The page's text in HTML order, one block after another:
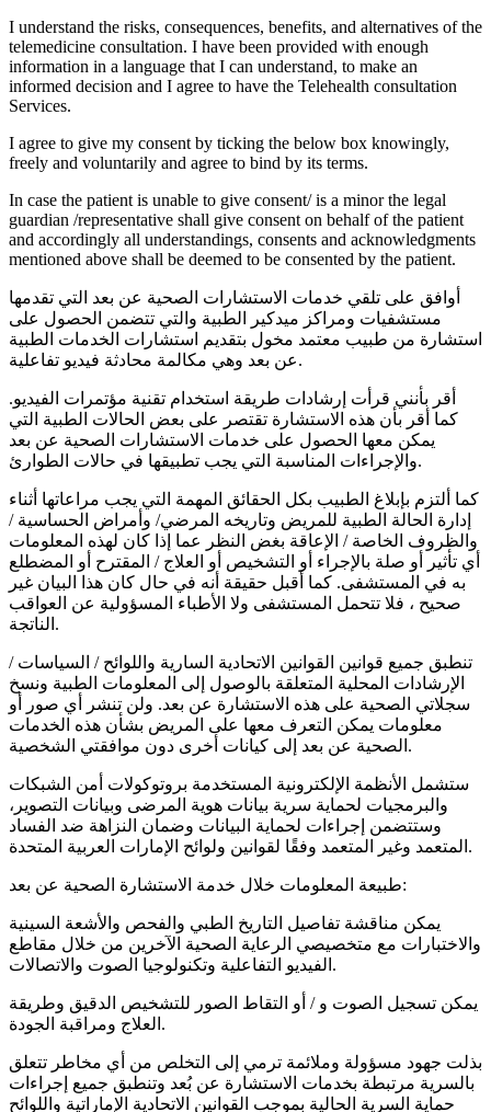
I understand the risks, consequences, benefits, and alternatives of the
telemedicine consultation. I have been provided with enough
information in a language that I can understand, to make an
informed decision and I agree to have the Telehealth consultation
Services.
I agree to give my consent by ticking the below box knowingly,
freely and voluntarily and agree to bind by its terms.
In case the patient is unable to give consent/ is a minor the legal
guardian /representative shall give consent on behalf of the patient
and accordingly all understandings, consents and acknowledgments
mentioned above shall be deemed to be consented by the patient.
أوافق على تلقي خدمات الاستشارات الصحية عن بعد التي تقدمها
مستشفيات ومراكز ميدكير الطبية والتي تتضمن الحصول على
استشارة من طبيب معتمد مخول بتقديم استشارات الخدمات الطبية
عن بعد وهي مكالمة محادثة فيديو تفاعلية.
أقر بأنني قرأت إرشادات طريقة استخدام تقنية مؤتمرات الفيديو.
كما أقر بأن هذه الاستشارة تقتصر على بعض الحالات الطبية التي
يمكن معها الحصول على خدمات الاستشارات الصحية عن بعد
والإجراءات المناسبة التي يجب تطبيقها في حالات الطوارئ.
كما ألتزم بإبلاغ الطبيب بكل الحقائق المهمة التي يجب مراعاتها أثناء
إدارة الحالة الطبية للمريض وتاريخه المرضي/ وأمراض الحساسية /
والظروف الخاصة / الإعاقة بغض النظر عما إذا كان لهذه المعلومات
أي تأثير أو صلة بالإجراء أو التشخيص أو العلاج / المقترح أو المضطلع
به في المستشفى. كما أقبل حقيقة أنه في حال كان هذا البيان غير
صحيح ، فلا تتحمل المستشفى ولا الأطباء المسؤولية عن العواقب
الناتجة.
تنطبق جميع قوانين القوانين الاتحادية السارية واللوائح / السياسات /
الإرشادات المحلية المتعلقة بالوصول إلى المعلومات الطبية ونسخ
سجلاتي الصحية على هذه الاستشارة عن بعد. ولن تنشر أي صور أو
معلومات يمكن التعرف معها على المريض بشأن هذه الخدمات
الصحية عن بعد إلى كيانات أخرى دون موافقتي الشخصية.
ستشمل الأنظمة الإلكترونية المستخدمة بروتوكولات أمن الشبكات
والبرمجيات لحماية سرية بيانات هوية المرضى وبيانات التصوير،
وستتضمن إجراءات لحماية البيانات وضمان النزاهة ضد الفساد
المتعمد وغير المتعمد وفقًا لقوانين ولوائح الإمارات العربية المتحدة.
طبيعة المعلومات خلال خدمة الاستشارة الصحية عن بعد:
يمكن مناقشة تفاصيل التاريخ الطبي والفحص والأشعة السينية
والاختبارات مع متخصيصي الرعاية الصحية الآخرين من خلال مقاطع
الفيديو التفاعلية وتكنولوجيا الصوت والاتصالات.
يمكن تسجيل الصوت و / أو التقاط الصور للتشخيص الدقيق وطريقة
العلاج ومراقبة الجودة.
بذلت جهود مسؤولة وملائمة ترمي إلى التخلص من أي مخاطر تتعلق
بالسرية مرتبطة بخدمات الاستشارة عن بُعد وتنطبق جميع إجراءات
حماية السرية الحالية بموجب القوانين الاتحادية الإماراتية واللوائح